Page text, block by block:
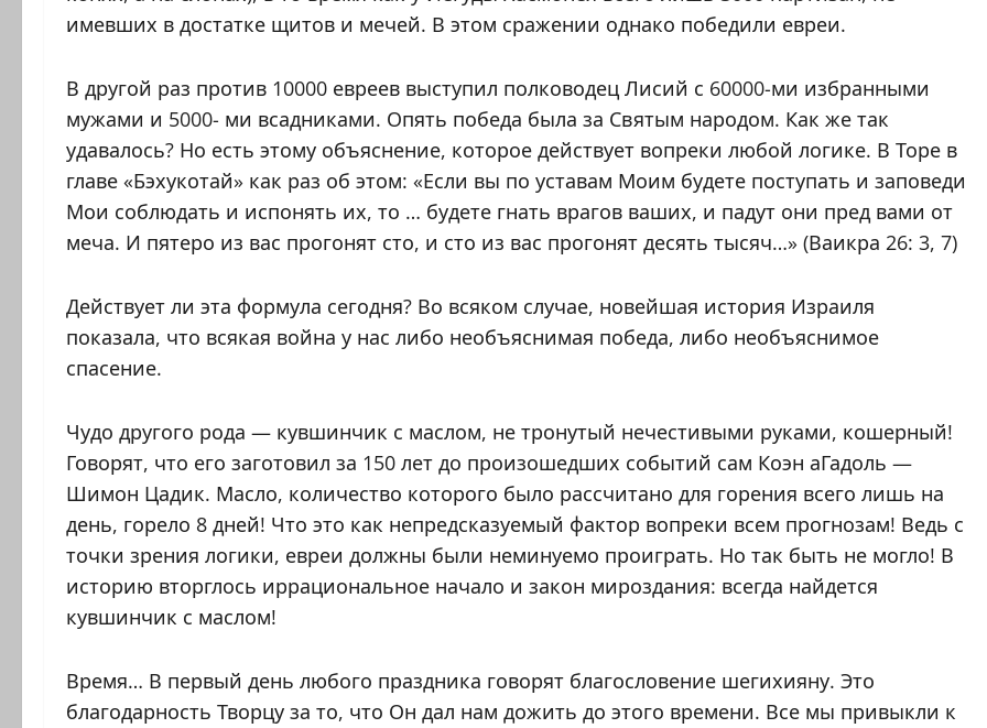
имевших в достатке щитов и мечей. В этом сражении однако победили евреи.
В другой раз против 10000 евреев выступил полководец Лисий с 60000-ми избранными
мужами и 5000- ми всадниками. Опять победа была за Святым народом. Как же так
удавалось? Но есть этому объяснение, которое действует вопреки любой логике. В Торе в
главе «Бэхукотай» как раз об этом: «Если вы по уставам Моим будете поступать и заповеди
Мои соблюдать и испонять их, то … будете гнать врагов ваших, и падут они пред вами от
меча. И пятеро из вас прогонят сто, и сто из вас прогонят десять тысяч…» (Ваикра 26: 3, 7)
Действует ли эта формула сегодня? Во всяком случае, новейшая история Израиля
показала, что всякая война у нас либо необъяснимая победа, либо необъяснимое
спасение.
Чудо другого рода — кувшинчик с маслом, не тронутый нечестивыми руками, кошерный!
Говорят, что его заготовил за 150 лет до произошедших событий сам Коэн аГадоль —
Шимон Цадик. Масло, количество которого было рассчитано для горения всего лишь на
день, горело 8 дней! Что это как непредсказуемый фактор вопреки всем прогнозам! Ведь с
точки зрения логики, евреи должны были неминуемо проиграть. Но так быть не могло! В
историю вторглось иррациональное начало и закон мироздания: всегда найдется
кувшинчик с маслом!
Время… В первый день любого праздника говорят благословение шегихияну. Это
благодарность Творцу за то, что Он дал нам дожить до этого времени. Все мы привыкли к